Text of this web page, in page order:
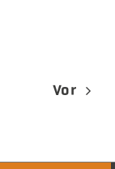
Vor